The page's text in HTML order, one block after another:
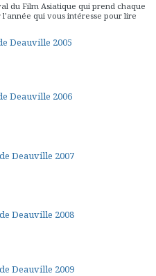
du Film Asiatique qui prend chaque
qui vous intéresse pour lire
Deauville 2005
Deauville 2006
Deauville 2007
Deauville 2008
Deauville 2009